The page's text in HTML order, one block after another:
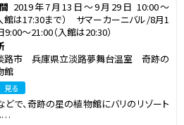
2019年7月13日～9月29日 10:00～
館は17:30まで） サマーカーニバル/8月1
9:00～21:00（入館は20:30）
路市 兵庫県立淡路夢舞台温室 奇跡の
館
見る
で、奇跡の星の植物館にバリのリゾート